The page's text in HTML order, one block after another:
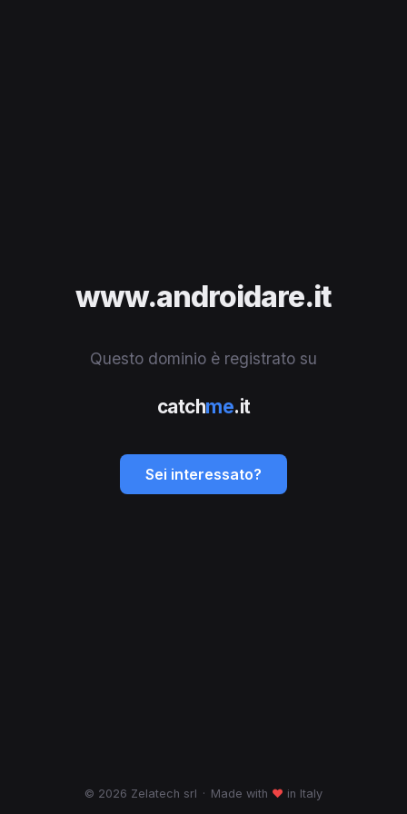
www.androidare.it
Questo dominio è registrato su
catchme.it
Sei interessato?
© 2026 Zelatech srl · Made with ♥ in Italy